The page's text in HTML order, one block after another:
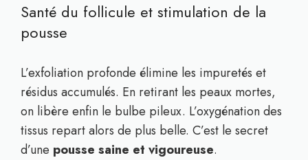
Santé du follicule et stimulation de la
pousse
L’exfoliation profonde élimine les impuretés et
résidus accumulés. En retirant les peaux mortes,
on libère enfin le bulbe pileux. L’oxygénation des
tissus repart alors de plus belle. C’est le secret
d’une pousse saine et vigoureuse.